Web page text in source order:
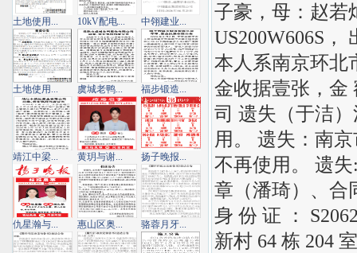
子豪，母：赵若
US200W606S，
本人系南京环北
金收据壹张，金
司 遗失（于洁
用。 遗失：南
不再使用。 遗
章（潘琦）、合
身 份 证 ：
新村 64 栋 204
土地使用... 10kV配电... 中翎建业...
土地使用... 虞城老鸭... 福步锻造...
靖江中梁... 黄玥与谢... 扬子晚报...
仇星瀚与... 惠山区奥... 骆蓉月牙...